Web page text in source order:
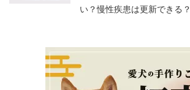
い？慢性疾患は更新できる？